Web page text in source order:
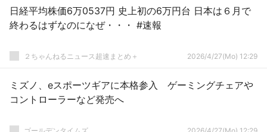
日経平均株価6万0537円 史上初の6万円台 日本は６月で
終わるはずなのになぜ・・・ #速報
２ちゃんねるニュース超速まとめ＋ 2026/4/27(Mo) 12:29
ミズノ、eスポーツギアに本格参入 ゲーミングチェアや
コントローラーなど発売へ